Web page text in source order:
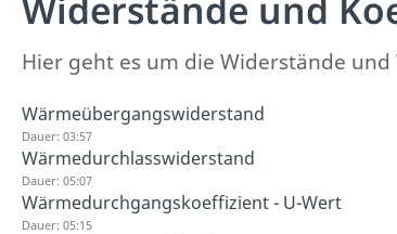
Hier geht es um die Widerstände
Wärmeübergangswiderstand
Dauer: 03:57
Wärmedurchlasswiderstand
Dauer: 05:07
Wärmedurchgangskoeffizient - U-Wert
Dauer: 05:15